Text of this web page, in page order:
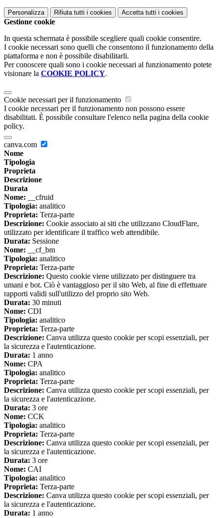
Personalizza Rifiuta tutti i cookies Accetta tutti i cookies
Gestione cookie
In questa schermata è possibile scegliere quali cookie consentire.
I cookie necessari sono quelli che consentono il funzionamento della
piattaforma e non è possibile disabilitarli.
Per conoscere quali sono i cookie necessari al funzionamento potete
visionare la COOKIE POLICY.
Cookie necessari per il funzionamento
I cookie necessari per il funzionamento non possono essere
disabilitati. È possibile consultare l'elenco nella pagina della cookie
policy.
canva.com
Nome
Tipologia
Proprieta
Descrizione
Durata
Nome: __cfruid
Tipologia: analitico
Proprieta: Terza-parte
Descrizione: Cookie associato ai siti che utilizzano CloudFlare,
utilizzato per identificare il traffico web attendibile.
Durata: Sessione
Nome: __cf_bm
Tipologia: analitico
Proprieta: Terza-parte
Descrizione: Questo cookie viene utilizzato per distinguere tra
umani e bot. Ciò è vantaggioso per il sito Web, al fine di effettuare
rapporti validi sull'utilizzo del proprio sito Web.
Durata: 30 minuti
Nome: CDI
Tipologia: analitico
Proprieta: Terza-parte
Descrizione: Canva utilizza questo cookie per scopi essenziali, per
la sicurezza e l'autenticazione.
Durata: 1 anno
Nome: CPA
Tipologia: analitico
Proprieta: Terza-parte
Descrizione: Canva utilizza questo cookie per scopi essenziali, per
la sicurezza e l'autenticazione.
Durata: 3 ore
Nome: CCK
Tipologia: analitico
Proprieta: Terza-parte
Descrizione: Canva utilizza questo cookie per scopi essenziali, per
la sicurezza e l'autenticazione.
Durata: 3 ore
Nome: CAI
Tipologia: analitico
Proprieta: Terza-parte
Descrizione: Canva utilizza questo cookie per scopi essenziali, per
la sicurezza e l'autenticazione.
Durata: 1 anno